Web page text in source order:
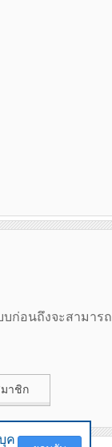
ค
ก่อนถึงจะสามาร
าชิก
ค